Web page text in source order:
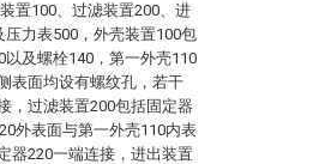
置100、过滤装置200、进
力表500，外壳装置100包
及螺栓140，第一外壳110
表面均设有螺纹孔，若干
，过滤装置200包括固定器
外表面与第一外壳110内表
器220一端连接，进出装置